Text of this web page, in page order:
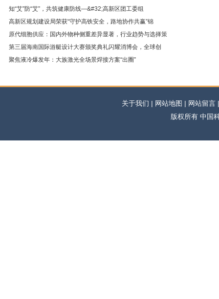
知“艾”防“艾”，共筑健康防线—&#32;高新区团工委组
高新区规划建设局荣获“守护高铁安全，路地协作共赢”锦
原代细胞供应：国内外物种侧重差异显著，行业趋势与选择策
第三届海南国际游艇设计大赛颁奖典礼闪耀消博会，全球创
聚焦液冷爆发年：大族激光全场景焊接方案“出圈”
关于我们 | 网站地图 | 网站留
版权所有 中国